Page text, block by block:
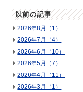
以前の記事
2026年8月（1）
2026年7月（4）
2026年6月（10）
2026年5月（7）
2026年4月（11）
2026年3月（1）